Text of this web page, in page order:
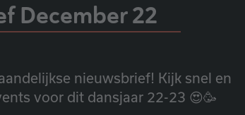
December 22
nieuwsbrief! Kijk snel en
voor dit dansjaar 22-23 😍🥳